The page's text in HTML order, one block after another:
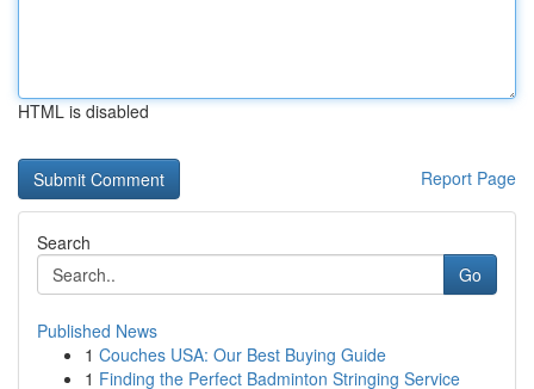
HTML is disabled
Report Page
Search
Go
Published News
1 Couches USA: Our Best Buying Guide
1 Finding the Perfect Badminton Stringing Service